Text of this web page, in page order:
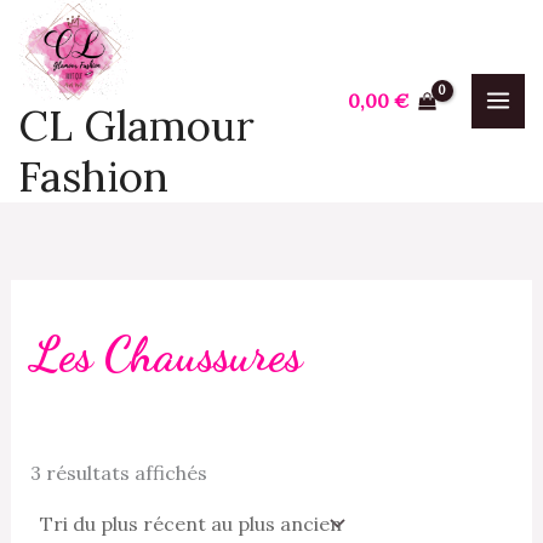
Aller
contenu
CL Glamour
Fashion
0,00€
Les Chaussures
3 résultats affichés
ancien